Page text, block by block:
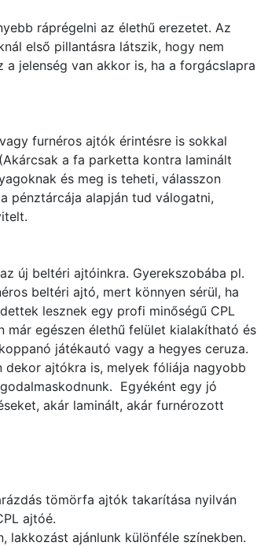
ráprégelni az élethű erezetet. Az
első pillantásra látszik, hogy nem
jelenség van akkor is, ha a forgácslapra
furnéros ajtók érintésre is sokkal
a fa parketta kontra laminált
és meg is teheti, válasszon
pénztárcája alapján tud válogatni,
új beltéri ajtóinkra. Gyerekszobába pl.
beltéri ajtó, mert könnyen sérül, ha
lesznek egy profi minőségű CPL
egészen élethű felület kialakítható és
játékautó vagy a hegyes ceruza.
ajtókra is, melyek fóliája nagyobb
Egyéként egy jó
akár laminált, akár furnérozott
tömörfa ajtók takarítása nyilván
ajtóé.
lakkozást ajánlunk különféle színekben.